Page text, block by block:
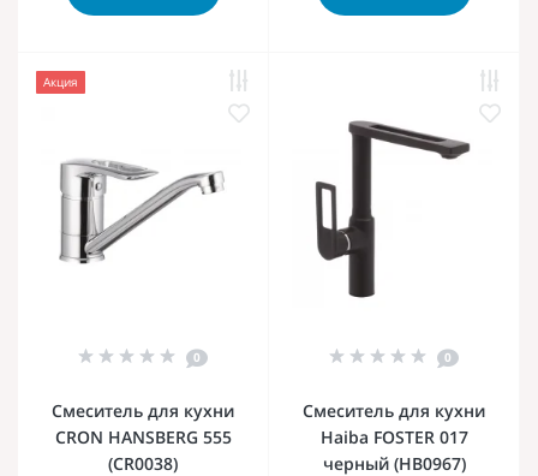
Акция
0
Смеситель для кухни
CRON HANSBERG 555
(CR0038)
0
Смеситель для кухни
Haiba FOSTER 017
черный (HB0967)